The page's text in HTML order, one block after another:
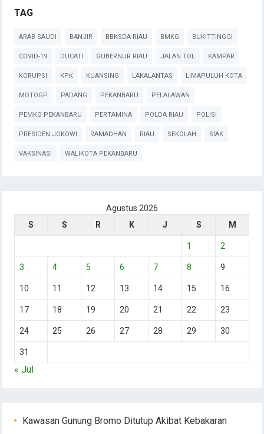
TAG
ARAB SAUDI BANJIR BBKSDA RIAU BMKG BUKITTINGGI
COVID-19 DUCATI GUBERNUR RIAU JALAN TOL KAMPAR
KORUPSI KPK KUANSING LAKALANTAS LIMAPULUH KOTA
MOTOGP PADANG PEKANBARU PELALAWAN
PEMKO PEKANBARU PERTAMINA POLDA RIAU POLISI
PRESIDEN JOKOWI RAMADHAN RIAU SEKOLAH SIAK
VAKSINASI WALIKOTA PEKANBARU
Agustus 2026
S
S R K J S M
1 2
3 4 5 6 7 8 9
10 11 12 13 14 15 16
17 18 19 20 21 22 23
24 25 26 27 28 29 30
31
« Jul
Kawasan Gunung Bromo Ditutup Akibat Kebakaran